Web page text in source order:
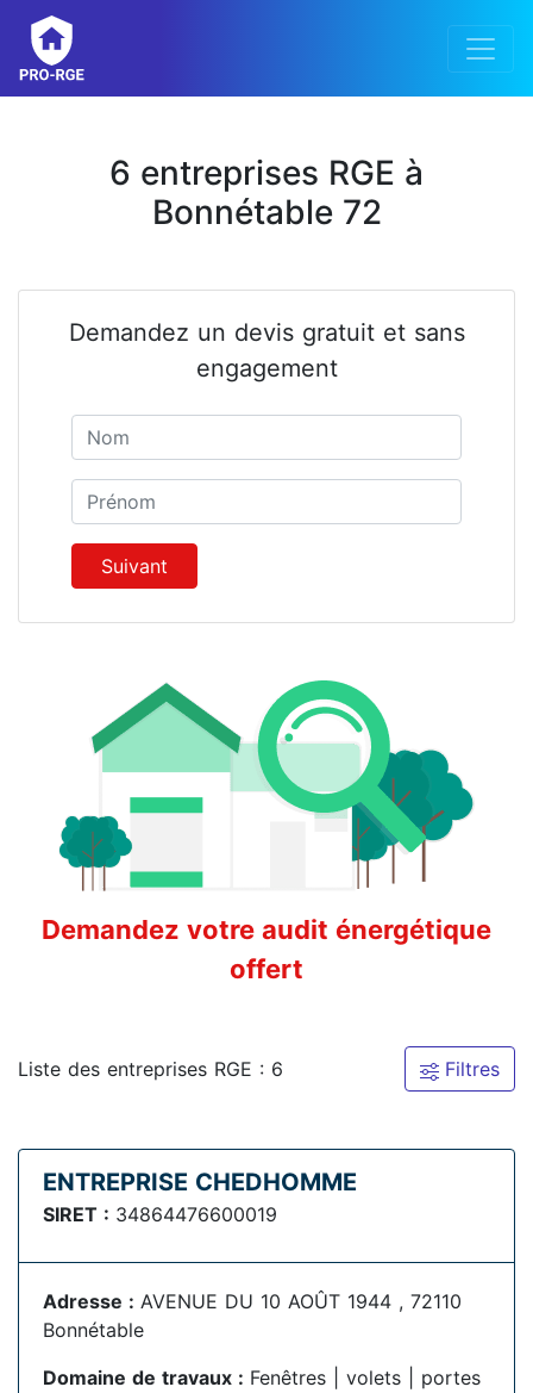
6 entreprises RGE à
Bonnétable 72
Demandez un devis gratuit et sans
engagement
Prénom
Suivant
Demandez votre audit énergétique
offert
Liste des entreprises RGE : 6 Filtres
ENTREPRISE CHEDHOMME
SIRET : 34864476600019
Adresse : AVENUE DU 10 AOÛT 1944 , 72110
Bonnétable
Domaine de travaux : Fenêtres | volets | portes